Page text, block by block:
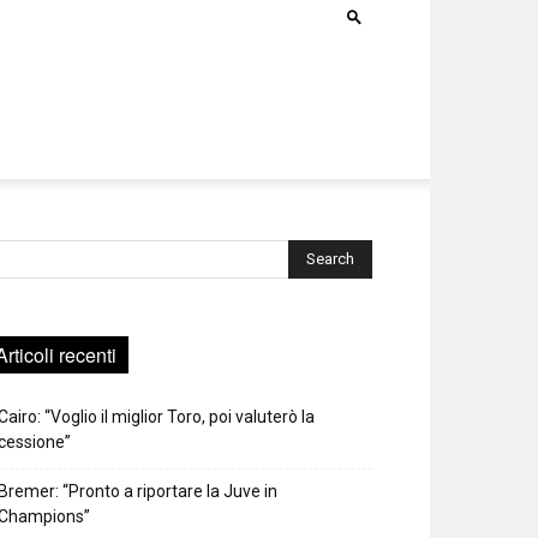
recenti
“Voglio il miglior Toro, poi valuterò la
“Pronto a riportare la Juve in